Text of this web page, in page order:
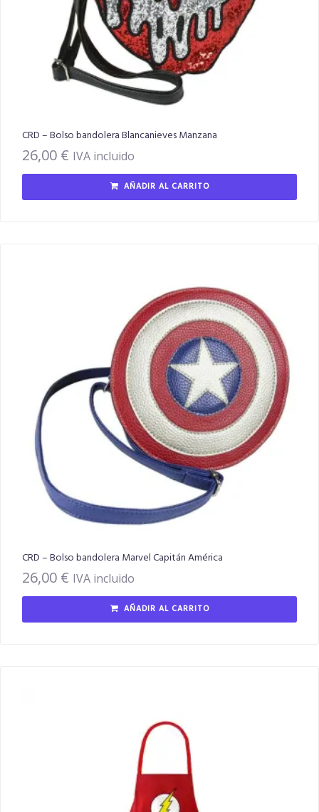
CRD – Bolso bandolera Blancanieves Manzana
26,00 € IVA incluido
AÑADIR AL CARRITO
CRD – Bolso bandolera Marvel Capitán América
26,00 € IVA incluido
AÑADIR AL CARRITO